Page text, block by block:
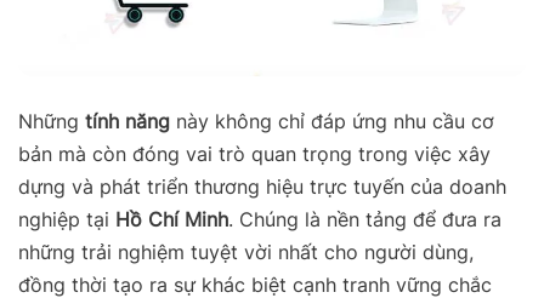
Những tính năng này không chỉ đáp ứng nhu cầu cơ
bản mà còn đóng vai trò quan trọng trong việc xây
dựng và phát triển thương hiệu trực tuyến của doanh
nghiệp tại Hồ Chí Minh. Chúng là nền tảng để đưa ra
những trải nghiệm tuyệt vời nhất cho người dùng,
đồng thời tạo ra sự khác biệt cạnh tranh vững chắc